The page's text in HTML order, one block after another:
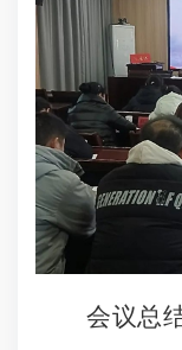
会议总结